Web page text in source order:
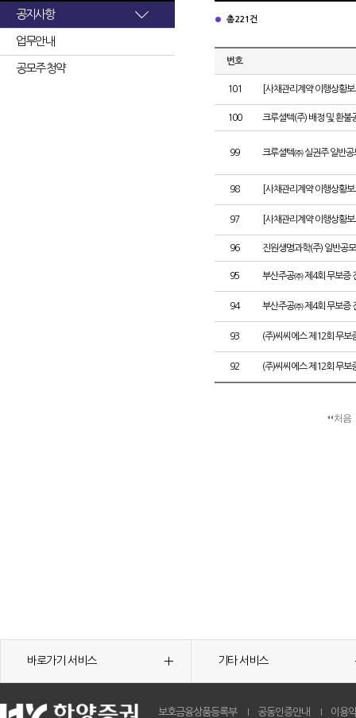
공지사항
업무안내
공모주 청약
총 221건
번호
101 [사채관리계약 이행상황
100 크루셜텍(주) 배정 및 환불
99 크루셜텍㈜ 실권주 일반공
98 [사채관리계약 이행상황
97 [사채관리계약 이행상황
96 진원생명과학(주) 일반공
95 부산주공㈜ 제4회 무보증
94 부산주공㈜ 제4회 무보증
93 (주)씨씨에스 제12회 무보
92 (주)씨씨에스 제12회 무보
처음
바로가기 서비스 기타 서비스
보호금융상품등록부 공동인증안내 이용